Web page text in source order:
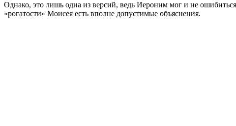
Однако, это лишь одна из версий, ведь Иероним мог и не
«рогатости» Моисея есть вполне допустимые объяснения.